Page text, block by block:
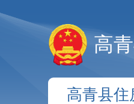
高
高青县住